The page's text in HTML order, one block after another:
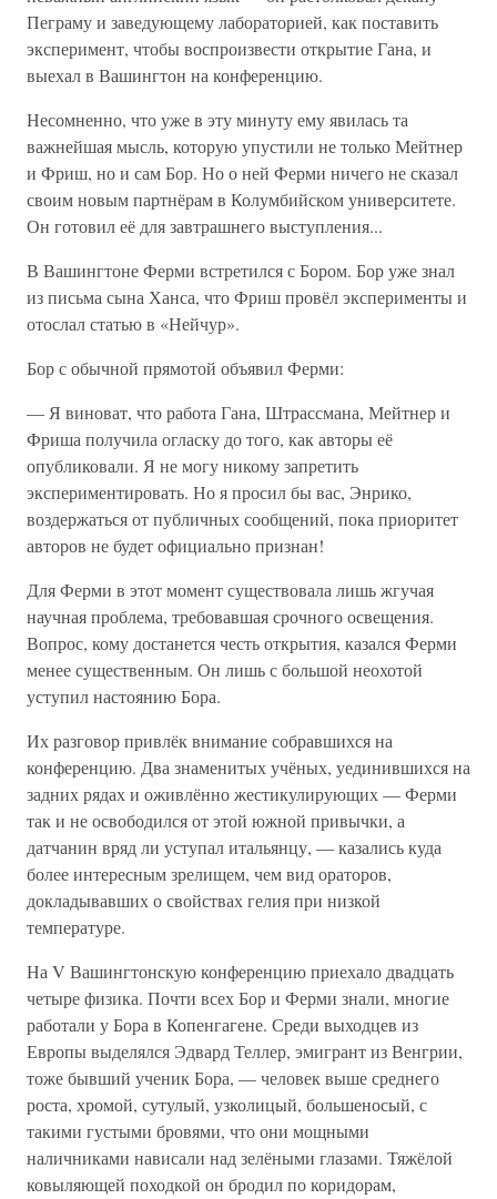
Пеграму и заведующему лабораторией, как поставить
эксперимент, чтобы воспроизвести открытие Гана, и
выехал в Вашингтон на конференцию.
Несомненно, что уже в эту минуту ему явилась та
важнейшая мысль, которую упустили не только Мейтнер
и Фриш, но и сам Бор. Но о ней Ферми ничего не сказал
своим новым партнёрам в Колумбийском университете.
Он готовил её для завтрашнего выступления...
В Вашингтоне Ферми встретился с Бором. Бор уже знал
из письма сына Ханса, что Фриш провёл эксперименты и
отослал статью в «Нейчур».
Бор с обычной прямотой объявил Ферми:
— Я виноват, что работа Гана, Штрассмана, Мейтнер и
Фриша получила огласку до того, как авторы её
опубликовали. Я не могу никому запретить
экспериментировать. Но я просил бы вас, Энрико,
воздержаться от публичных сообщений, пока приоритет
авторов не будет официально признан!
Для Ферми в этот момент существовала лишь жгучая
научная проблема, требовавшая срочного освещения.
Вопрос, кому достанется честь открытия, казался Ферми
менее существенным. Он лишь с большой неохотой
уступил настоянию Бора.
Их разговор привлёк внимание собравшихся на
конференцию. Два знаменитых учёных, уединившихся на
задних рядах и оживлённо жестикулирующих — Ферми
так и не освободился от этой южной привычки, а
датчанин вряд ли уступал итальянцу, — казались куда
более интересным зрелищем, чем вид ораторов,
докладывавших о свойствах гелия при низкой
температуре.
На V Вашингтонскую конференцию приехало двадцать
четыре физика. Почти всех Бор и Ферми знали, многие
работали у Бора в Копенгагене. Среди выходцев из
Европы выделялся Эдвард Теллер, эмигрант из Венгрии,
тоже бывший ученик Бора, — человек выше среднего
роста, хромой, сутулый, узколицый, большеносый, с
такими густыми бровями, что они мощными
наличниками нависали над зелёными глазами. Тяжёлой
ковыляющей походкой он бродил по коридорам,